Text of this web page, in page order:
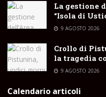
La gestione
“Isola di
9 AGOSTO 2026
Crollo di
la tragedia
9 AGOSTO 2026
Calendario articoli